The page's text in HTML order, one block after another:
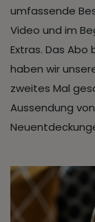
umfassende
Video und im
Extras. Das
haben wir
zweites Mal
Aussendung